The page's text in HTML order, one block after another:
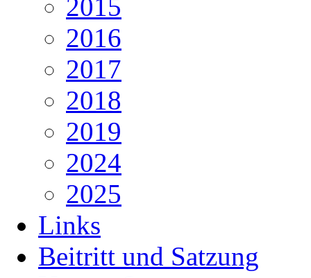
2015
2016
2017
2018
2019
2024
2025
Links
Beitritt und Satzung